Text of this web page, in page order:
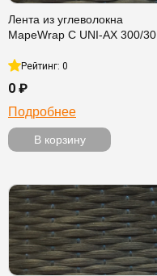
Лента из углеволокна
MapeWrap C UNI-AX 300/30
Рейтинг: 0
0 ₽
Подробнее
В корзину